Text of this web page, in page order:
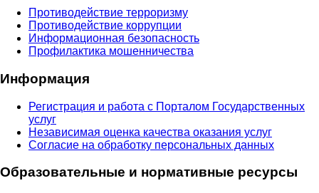
Противодействие терроризму
Противодействие коррупции
Информационная безопасность
Профилактика мошенничества
Информация
Регистрация и работа с Порталом Государственных
услуг
Независимая оценка качества оказания услуг
Согласие на обработку персональных данных
Образовательные и нормативные ресурсы